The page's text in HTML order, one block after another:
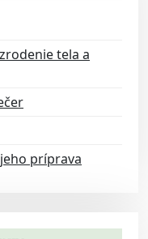
tela a
príprava